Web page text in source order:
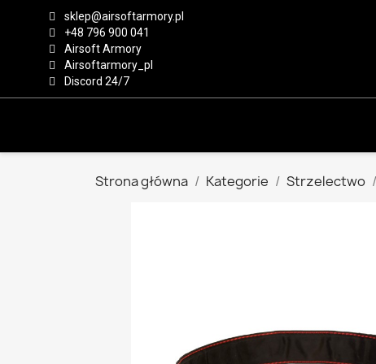
sklep@airsoftarmory.pl
+48 796 900 041
Airsoft Armory
Airsoftarmory_pl
Discord 24/7
Strona główna Kategorie Strzelectwo